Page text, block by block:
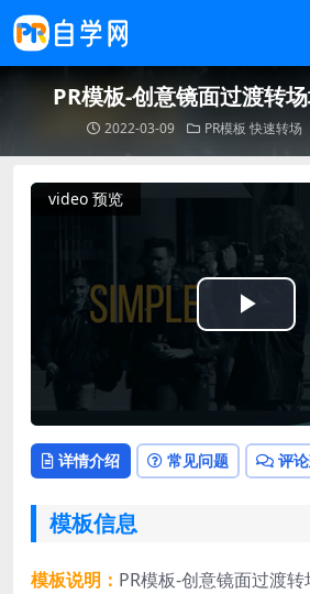
PR模板-创意镜面过渡转
2022-03-09 PR模板 快速转场
video 预览
Play
详情介绍 常见问题 评
模板信息
模板说明： PR模板-创意镜面过渡